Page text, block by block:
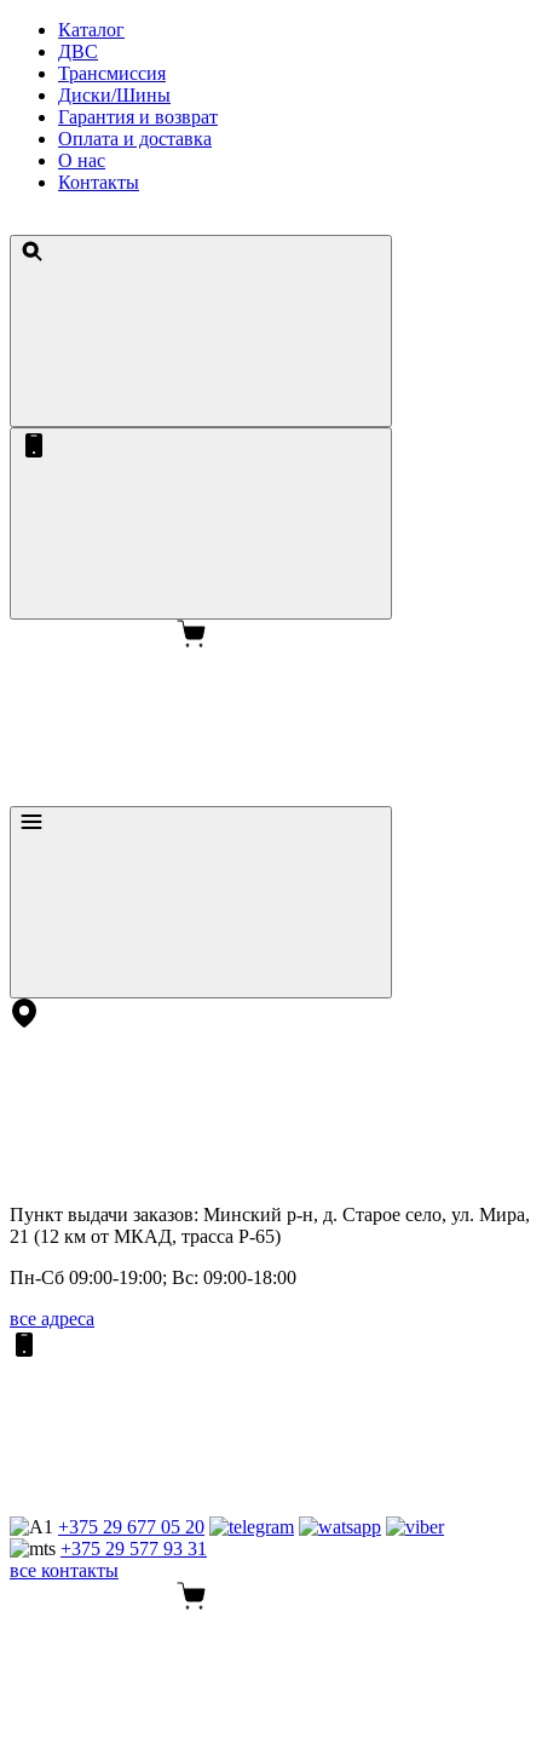
Каталог
ДВС
Трансмиссия
Диски/Шины
Гарантия и возврат
Оплата и доставка
О нас
Контакты
Пункт выдачи заказов: Минский р-н, д. Старое село, ул. Мира,
21 (12 км от МКАД, трасса P-65)
Пн-Сб 09:00-19:00; Вс: 09:00-18:00
все адреса
+375 29 677 05 20
+375 29 577 93 31
все контакты